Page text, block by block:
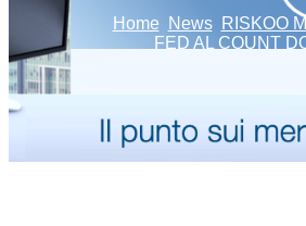
Home News
RISKOO
FED AL COUNT